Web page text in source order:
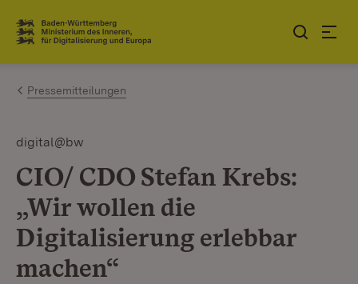
Zum Inhalt springen
Link zur Startseite
Pressemitteilungen
digital@bw
CIO/ CDO Stefan Krebs:
„Wir wollen die
Digitalisierung erlebbar
machen“